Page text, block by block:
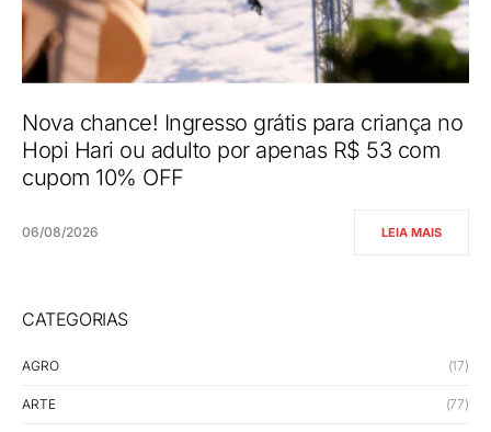
Nova chance! Ingresso grátis para criança no
Hopi Hari ou adulto por apenas R$ 53 com
cupom 10% OFF
06/08/2026 LEIA MAIS
CATEGORIAS
AGRO (17)
ARTE (77)